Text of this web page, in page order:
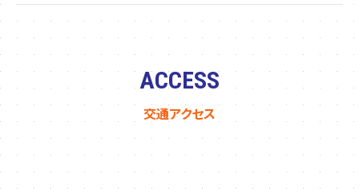
ACCESS
交通アクセス